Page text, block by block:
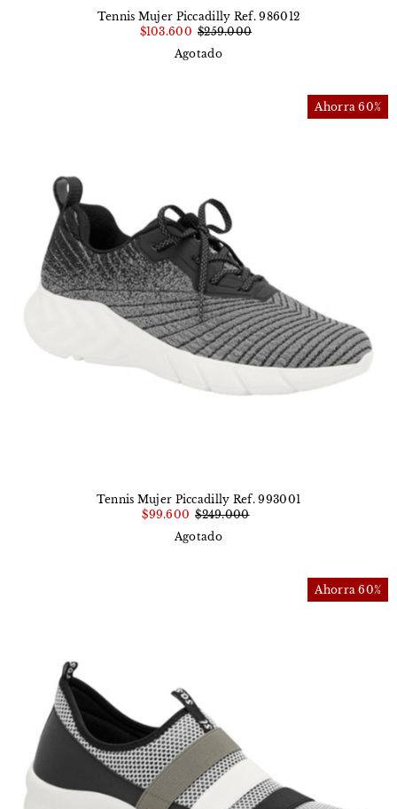
Tennis Mujer Piccadilly Ref. 986012
$103.600 $259.000
Agotado
Ahorra 60%
Tennis Mujer Piccadilly Ref. 993001
$99.600 $249.000
Agotado
Ahorra 60%